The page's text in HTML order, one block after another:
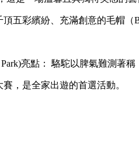
五彩繽紛、充滿創意的毛帽（
亮點： 駱駝以脾氣難測著
，是全家出遊的首選活動。